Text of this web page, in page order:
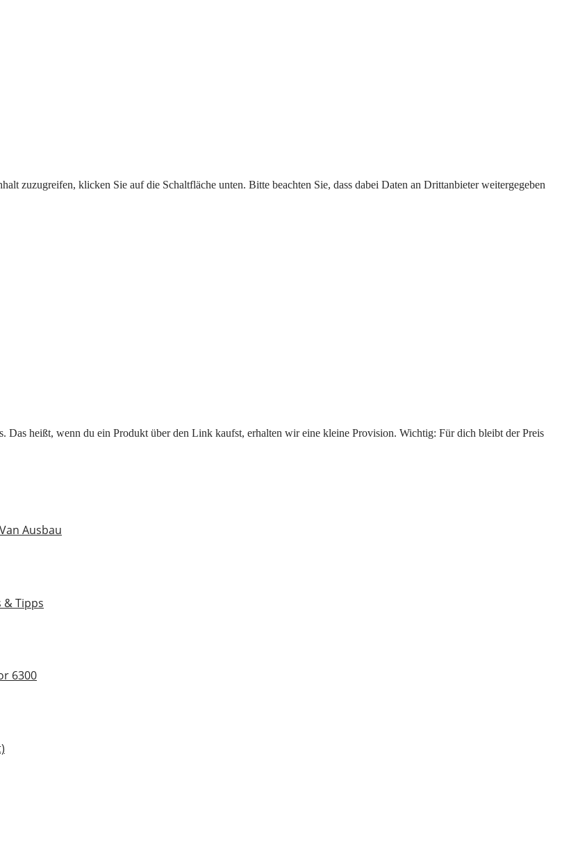
zuzugreifen, klicken Sie auf die Schaltfläche unten. Bitte beachten Sie, dass dabei Daten an Drittanbieter weitergegeben
heißt, wenn du ein Produkt über den Link kaufst, erhalten wir eine kleine Provision. Wichtig: Für dich bleibt der Preis
Ausbau
Tipps
6300